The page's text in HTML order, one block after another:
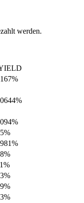
werden.
%
%
%
%
%
%
%
%
%
%